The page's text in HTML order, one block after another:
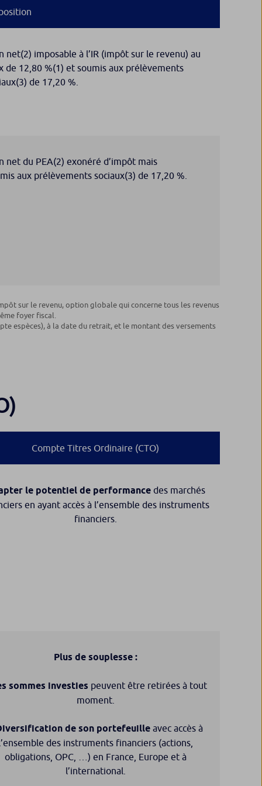
net(2) imposable à l’IR (impôt sur le revenu) au
de 12,80 %(1) et soumis aux prélèvements
(3) de 17,20 %.
net du PEA(2) exonéré d’impôt mais
aux prélèvements sociaux(3) de 17,20 %.
sur le revenu, option globale qui concerne tous les revenus
foyer fiscal.
espèces), à la date du retrait, et le montant des versements
Compte Titres Ordinaire (CTO)
le potentiel de performance des marchés
en ayant accès à l’ensemble des instruments
financiers.
Plus de souplesse :
sommes investies peuvent être retirées à tout
moment.
de son portefeuilleavec accès à
des instruments financiers (actions,
obligations, OPC, …) en France, Europe et à
l’international.